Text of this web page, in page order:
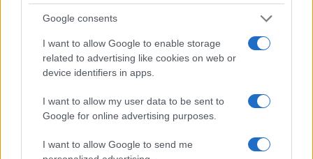
Google consents
I want to allow Google to enable storage
related to advertising like cookies on web or
device identifiers in apps.
I want to allow my user data to be sent to
Google for online advertising purposes.
I want to allow Google to send me
FOCUS PMI